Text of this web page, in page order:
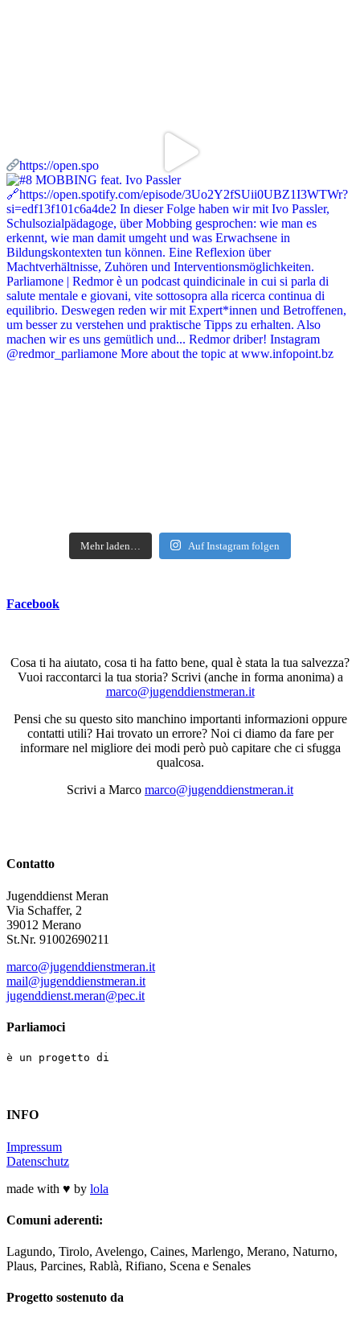
https://open.spo
Mehr laden… Auf Instagram folgen
Facebook
Cosa ti ha aiutato, cosa ti ha fatto bene, qual è stata la tua salvezza?
Vuoi raccontarci la tua storia? Scrivi (anche in forma anonima) a
marco@jugenddienstmeran.it
Pensi che su questo sito manchino importanti informazioni oppure
contatti utili? Hai trovato un errore? Noi ci diamo da fare per
informare nel migliore dei modi però può capitare che ci sfugga
qualcosa.
Scrivi a Marco marco@jugenddienstmeran.it
Contatto
Jugenddienst Meran
Via Schaffer, 2
39012 Merano
St.Nr. 91002690211
marco@jugenddienstmeran.it
mail@jugenddienstmeran.it
jugenddienst.meran@pec.it
Parliamoci
è un progetto di
INFO
Impressum
Datenschutz
made with ♥ by lola
Comuni aderenti:
Lagundo, Tirolo, Avelengo, Caines, Marlengo, Merano, Naturno,
Plaus, Parcines, Rablà, Rifiano, Scena e Senales
Progetto sostenuto da